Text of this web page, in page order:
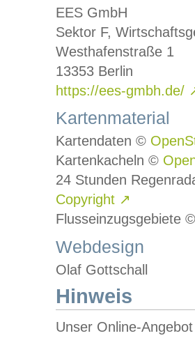
EES GmbH
Sektor F,
Westhafenstraße 1
13353 Berlin
https://ees-gmbh.de/
Kartenmaterial
Kartendaten ©
Kartenkacheln ©
24 Stunden
Copyright ↗
Flusseinzugsgebiete
Webdesign
Olaf Gottschall
Hinweis
Unser Online-